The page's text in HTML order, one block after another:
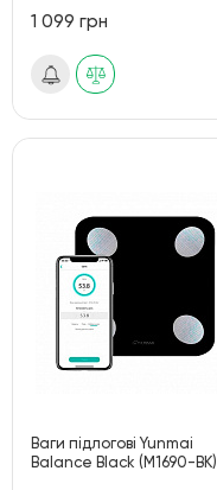
1 099 грн
Ваги підлогові Yunmai
Balance Black (M1690-BK)